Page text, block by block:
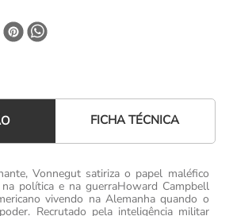
FICHA TÉCNICA
Vonnegut satiriza o papel maléfico
política e na guerraHoward Campbell
vivendo na Alemanha quando o
Recrutado pela inteligência militar